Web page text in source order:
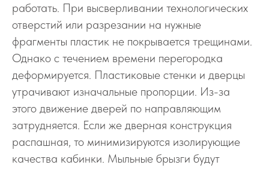
работать. При высверливании технологических
отверстий или разрезании на нужные
фрагменты пластик не покрывается трещинами.
Однако с течением времени перегородка
деформируется. Пластиковые стенки и дверцы
утрачивают изначальные пропорции. Из-за
этого движение дверей по направляющим
затрудняется. Если же дверная конструкция
распашная, то минимизируются изолирующие
качества кабинки. Мыльные брызги будут